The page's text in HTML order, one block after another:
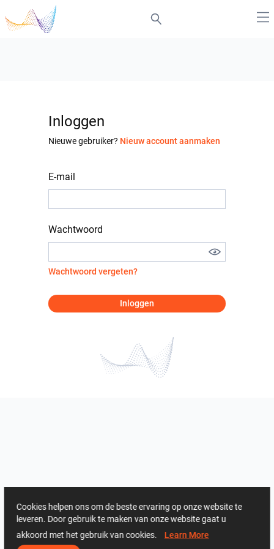
Inloggen
Nieuwe gebruiker? Nieuw account aanmaken
E-mail
Wachtwoord
Wachtwoord vergeten?
Inloggen
Cookies helpen ons om de beste ervaring op onze website te
leveren. Door gebruik te maken van onze website gaat u
akkoord met het gebruik van cookies. Learn More